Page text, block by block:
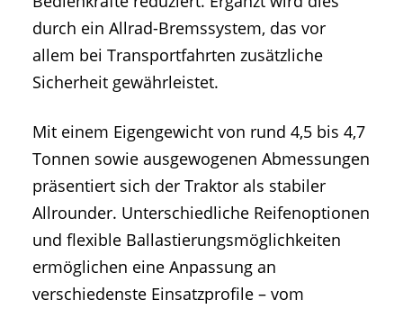
durch ein Allrad-Bremssystem, das vor
allem bei Transportfahrten zusätzliche
Sicherheit gewährleistet.
Mit einem Eigengewicht von rund 4,5 bis 4,7
Tonnen sowie ausgewogenen Abmessungen
präsentiert sich der Traktor als stabiler
Allrounder. Unterschiedliche Reifenoptionen
und flexible Ballastierungsmöglichkeiten
ermöglichen eine Anpassung an
verschiedenste Einsatzprofile – vom